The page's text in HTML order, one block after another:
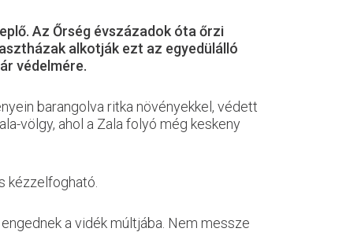
Az Őrség évszázadok óta őrzi
alkotják ezt az egyedülálló
védelmére.
barangolva ritka növényekkel, védett
völgy, ahol a Zala folyó még keskeny
kézzelfogható.
a vidék múltjába. Nem messze